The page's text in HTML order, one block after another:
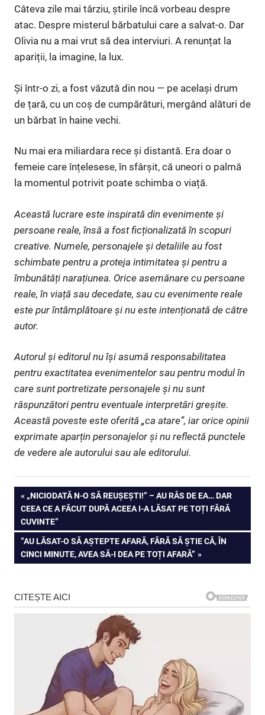
Câteva zile mai târziu, știrile încă vorbeau despre
atac. Despre misterul bărbatului care a salvat-o. Dar
Olivia nu a mai vrut să dea interviuri. A renunțat la
apariții, la imagine, la lux.
Și într-o zi, a fost văzută din nou — pe același drum
de țară, cu un coș de cumpărături, mergând alături de
un bărbat în haine vechi.
Nu mai era miliardara rece și distantă. Era doar o
femeie care înțelesese, în sfârșit, că uneori o palmă
la momentul potrivit poate schimba o viață.
Această lucrare este inspirată din evenimente și
persoane reale, însă a fost ficționalizată în scopuri
creative. Numele, personajele și detaliile au fost
schimbate pentru a proteja intimitatea și pentru a
îmbunătăți narațiunea. Orice asemănare cu persoane
reale, în viață sau decedate, sau cu evenimente reale
este pur întâmplătoare și nu este intenționată de către
autor.
Autorul și editorul nu își asumă responsabilitatea
pentru exactitatea evenimentelor sau pentru modul în
care sunt portretizate personajele și nu sunt
răspunzători pentru eventuale interpretări greșite.
Această poveste este oferită „ca atare”, iar orice opinii
exprimate aparțin personajelor și nu reflectă punctele
de vedere ale autorului sau ale editorului.
Navigare
în
articole
PREVIOUS
POST:
„NICIODATĂ N-O SĂ REUȘEȘTI!” – AU RÂS DE EA… DAR
CEEA CE A FĂCUT DUPĂ ACEEA I-A LĂSAT PE TOȚI FĂRĂ
CUVINTE”
NEXT
POST:
”AU LĂSAT-O SĂ AȘTEPTE AFARĂ, FĂRĂ SĂ ȘTIE CĂ, ÎN
CINCI MINUTE, AVEA SĂ-I DEA PE TOȚI AFARĂ”